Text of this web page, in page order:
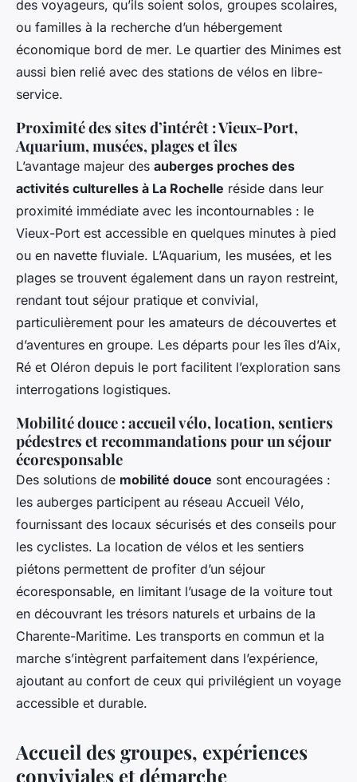
des voyageurs, qu’ils soient solos, groupes scolaires,
ou familles à la recherche d’un hébergement
économique bord de mer. Le quartier des Minimes est
aussi bien relié avec des stations de vélos en libre-
service.
Proximité des sites d’intérêt : Vieux-Port,
Aquarium, musées, plages et îles
L’avantage majeur des auberges proches des
activités culturelles à La Rochelle réside dans leur
proximité immédiate avec les incontournables : le
Vieux-Port est accessible en quelques minutes à pied
ou en navette fluviale. L’Aquarium, les musées, et les
plages se trouvent également dans un rayon restreint,
rendant tout séjour pratique et convivial,
particulièrement pour les amateurs de découvertes et
d’aventures en groupe. Les départs pour les îles d’Aix,
Ré et Oléron depuis le port facilitent l’exploration sans
interrogations logistiques.
Mobilité douce : accueil vélo, location, sentiers
pédestres et recommandations pour un séjour
écoresponsable
Des solutions de mobilité douce sont encouragées :
les auberges participent au réseau Accueil Vélo,
fournissant des locaux sécurisés et des conseils pour
les cyclistes. La location de vélos et les sentiers
piétons permettent de profiter d’un séjour
écoresponsable, en limitant l’usage de la voiture tout
en découvrant les trésors naturels et urbains de la
Charente-Maritime. Les transports en commun et la
marche s’intègrent parfaitement dans l’expérience,
ajoutant au confort de ceux qui privilégient un voyage
accessible et durable.
Accueil des groupes, expériences
conviviales et démarche